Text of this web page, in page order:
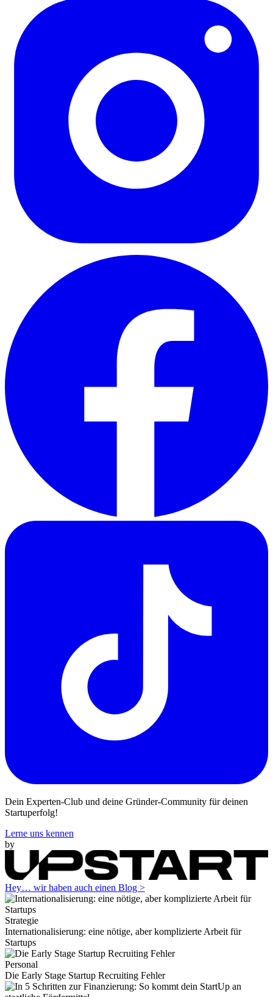
Dein Experten-Club und deine Gründer-Community für deinen
Startuperfolg!
Lerne uns kennen
by
Hey… wir haben auch einen Blog >
Strategie
Internationalisierung: eine nötige, aber komplizierte Arbeit für
Startups
Personal
Die Early Stage Startup Recruiting Fehler